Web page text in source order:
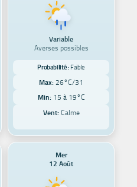
Variable
Averses possibles
Probabilité : Faible
Max: 26°C/31
Min: 15 à 19°C
Vent:Calme
Mer
12 Août